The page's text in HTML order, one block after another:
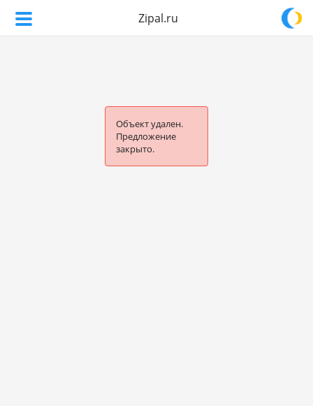
Zipal.ru
Объект удален.
Предложение
закрыто.